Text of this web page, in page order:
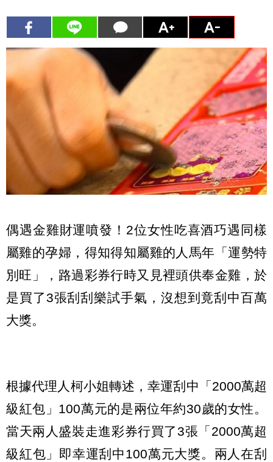
偶遇金雞財運噴發！2位女性吃喜酒巧遇同樣
屬雞的孕婦，得知得知屬雞的人馬年「運勢特
別旺」，路過彩券行時又見裡頭供奉金雞，於
是買了3張刮刮樂試手氣，沒想到竟刮中百萬
大獎。
根據代理人柯小姐轉述，幸運刮中「2000萬超
級紅包」100萬元的是兩位年約30歲的女性。
當天兩人盛裝走進彩券行買了3張「2000萬超
級紅包」即幸運刮中100萬元大獎。兩人在刮